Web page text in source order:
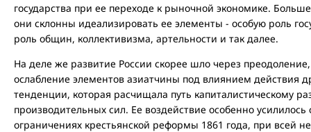
государства при ее переходе к рыночной экономике.
они склонны идеализировать ее элементы - особую роль
роль общин, коллективизма, артельности и так далее.
На деле же развитие России скорее шло через
ослабление элементов азиатчины под влиянием действия
тенденции, которая расчищала путь капиталистическому
производительных сил. Ее воздействие особенно
ограничениях крестьянской реформы 1861 года, при всей